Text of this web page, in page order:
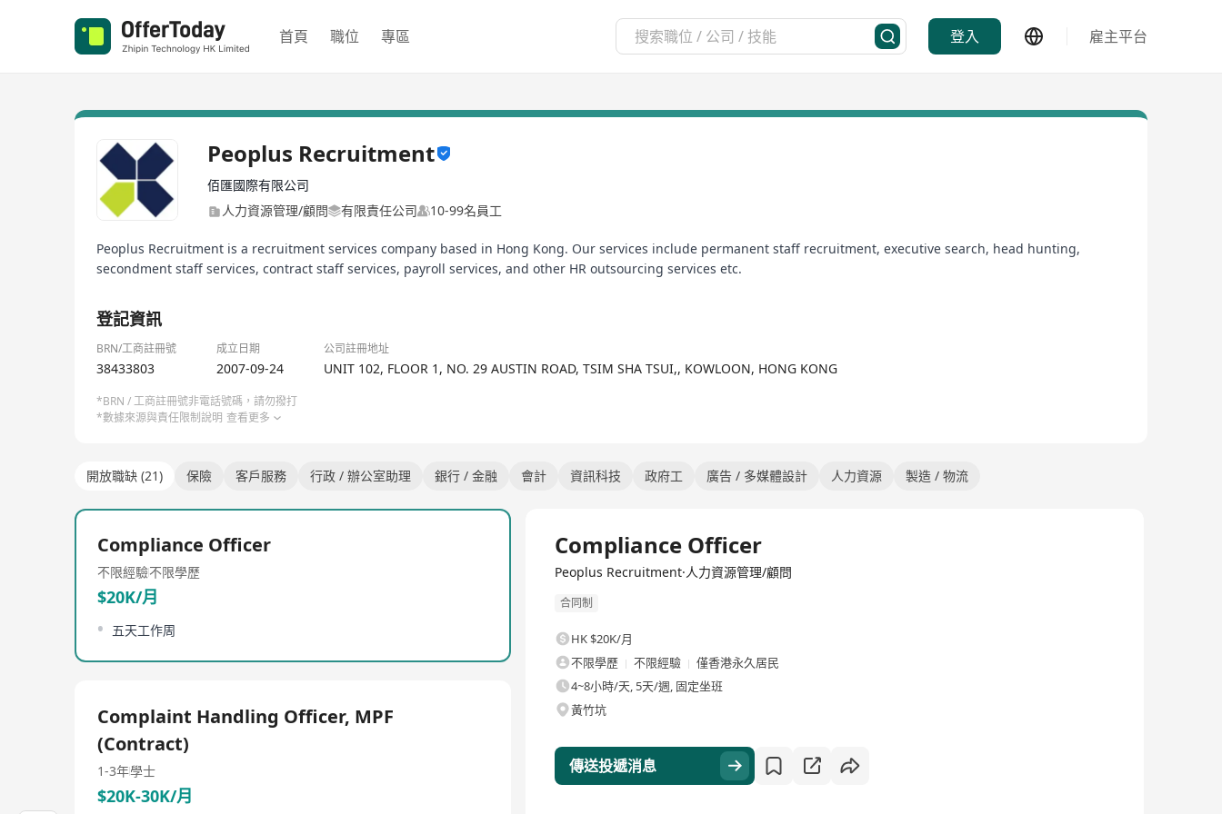
首頁 職位 專區 登入 雇主平台
Peoplus Recruitment
佰匯國際有限公司
人力資源管理/顧問
有限責任公司 10-99名員工
Peoplus Recruitment is a recruitment services company based in Hong Kong. Our services include permanent staff recruitment, executive search, head hunting,
secondment staff services, contract staff services, payroll services, and other HR outsourcing services etc.
登記資訊
BRN/工商註冊號 成立日期 公司註冊地址
38433803 2007-09-24 UNIT 102, FLOOR 1, NO. 29 AUSTIN ROAD, TSIM SHA TSUI,, KOWLOON, HONG KONG
*BRN / 工商註冊號非電話號碼，請勿撥打
*數據來源與責任限制說明 查看更多
開放職缺 (21) 保險 客戶服務 行政 / 辦公室助理 銀行 / 金融 會計 資訊科技 政府工 廣告 / 多媒體設計 人力資源 製造 / 物流
Compliance Officer
不限經驗不限學歷
$20K/月
五天工作周
Complaint Handling Officer, MPF
(Contract)
1-3年學士
$20K-30K/月
Compliance Officer
Peoplus Recruitment·人力資源管理/顧問
合同制
HK $20K/月
不限學歷
不限經驗
僅香港永久居民
4~8小時/天, 5天/週, 固定坐班
黃竹坑
傳送投遞消息